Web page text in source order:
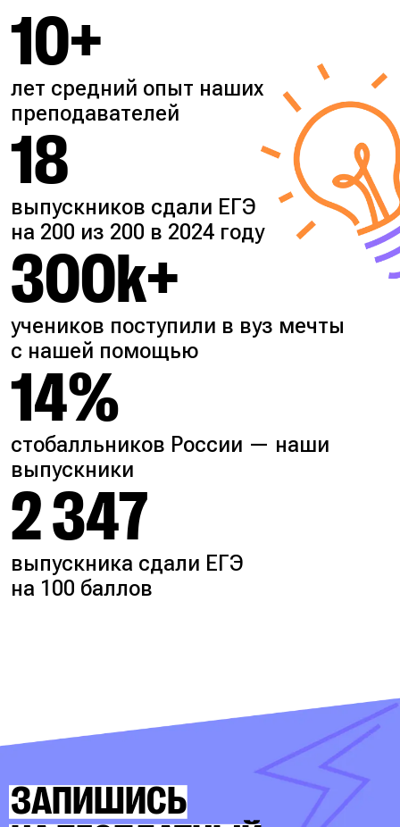
10+
лет средний опыт наших
преподавателей
18
выпускников сдали ЕГЭ
на 200 из 200 в 2024 году
300k+
учеников поступили в вуз мечты
с нашей помощью
14%
стобалльников России — наши
выпускники
2 347
выпускника сдали ЕГЭ
на 100 баллов
ЗАПИШИСЬ